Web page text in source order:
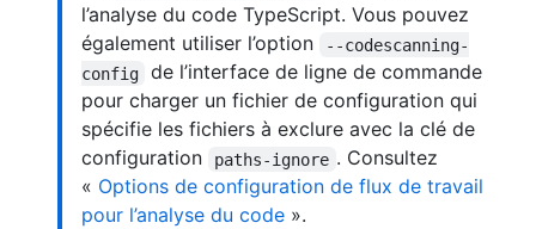
l’analyse du code TypeScript. Vous pouvez
également utiliser l’option
--codescanning-
config
de l’interface de ligne de commande
pour charger un fichier de configuration qui
spécifie les fichiers à exclure avec la clé de
configuration
paths-ignore . Consultez
« Options de configuration de flux de travail
pour l’analyse du code ».